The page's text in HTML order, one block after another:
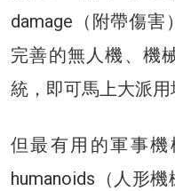
damage（附帶傷
完善的無人機、機
統，即可馬上大派用
但最有用的軍事
humanoids（人形